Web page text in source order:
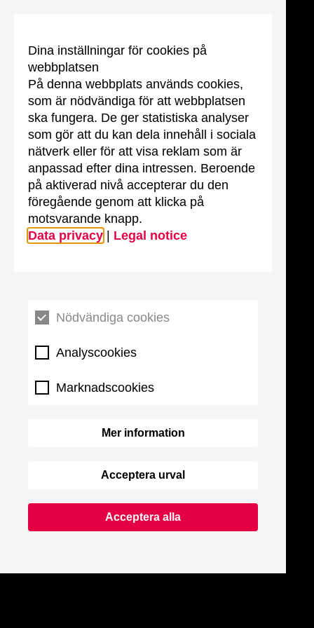
Dina inställningar för cookies på
webbplatsen
På denna webbplats används cookies,
som är nödvändiga för att webbplatsen
ska fungera. De ger statistiska analyser
som gör att du kan dela innehåll i sociala
nätverk eller för att visa reklam som är
anpassad efter dina intressen. Beroende
på aktiverad nivå accepterar du den
föregående genom att klicka på
motsvarande knapp.
Data privacy
Legal notice
Nödvändiga cookies
Analyscookies
Marknadscookies
Mer information
Acceptera urval
Acceptera alla